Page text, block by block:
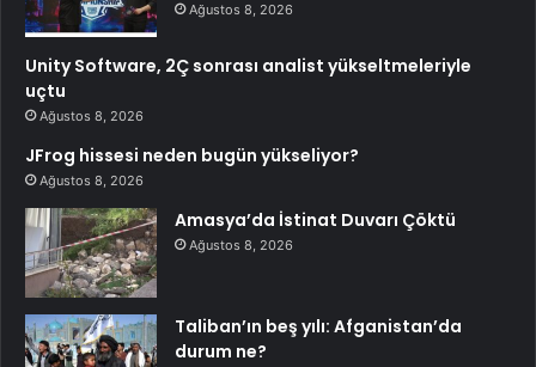
Ağustos 8, 2026
Unity Software, 2Ç sonrası analist yükseltmeleriyle
uçtu
Ağustos 8, 2026
JFrog hissesi neden bugün yükseliyor?
Ağustos 8, 2026
Amasya’da İstinat Duvarı Çöktü
Ağustos 8, 2026
Taliban’ın beş yılı: Afganistan’da
durum ne?